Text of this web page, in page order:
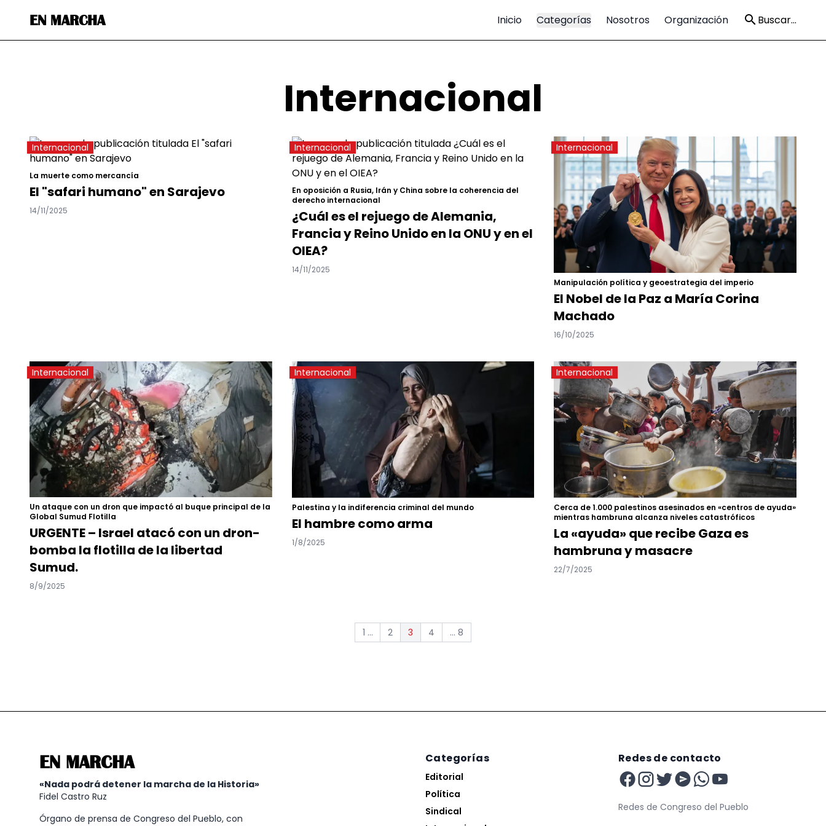
EN MARCHA Inicio Categorías Nosotros Organización Buscar...
Internacional
Internacional
La muerte como mercancía
El "safari humano" en Sarajevo
14/11/2025
Internacional
En oposición a Rusia, Irán y China sobre la coherencia del
derecho internacional
¿Cuál es el rejuego de Alemania,
Francia y Reino Unido en la ONU y en el
OIEA?
14/11/2025
Internacional
Manipulación política y geoestrategia del imperio
El Nobel de la Paz a María Corina
Machado
16/10/2025
Internacional
Un ataque con un dron que impactó al buque principal de la
Global Sumud Flotilla
URGENTE – Israel atacó con un dron-
bomba la flotilla de la libertad
Sumud.
8/9/2025
Internacional
Palestina y la indiferencia criminal del mundo
El hambre como arma
1/8/2025
Internacional
Cerca de 1.000 palestinos asesinados en «centros de ayuda»
mientras hambruna alcanza niveles catastróficos
La «ayuda» que recibe Gaza es
hambruna y masacre
22/7/2025
1 ... 2 3 4 ... 8
EN MARCHA
«Nada podrá detener la marcha de la Historia»
Fidel Castro Ruz
Órgano de prensa de Congreso del Pueblo, con
Categorías
Editorial
Política
Sindical
Redes de contacto
Redes de Congreso del Pueblo